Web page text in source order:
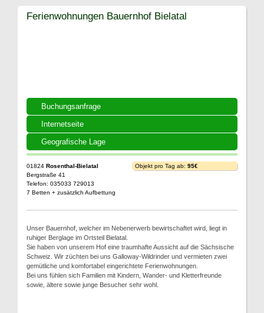
Buchungsanfrage
Internetseite
Geografische Lage
Ferienwohnungen Bauernhof Bielatal
01824 Rosenthal-Bielatal
Bergstraße 41
Telefon: 035033 729013
7 Betten + zusätzlich Aufbettung
Objekt pro Tag ab: 95€
Unser Bauernhof, welcher im Nebenerwerb bewirtschaftet wird, liegt in
ruhiger Berglage im Ortsteil Bielatal.
Sie haben von unserem Hof eine traumhafte Aussicht auf die Sächsische
Schweiz. Wir züchten bei uns Galloway-Wildrinder und vermieten zwei
gemütliche und komfortabel eingerichtete Ferienwohnungen.
Bei uns fühlen sich Familien mit Kindern, Wander- und Kletterfreunde
sowie, ältere sowie junge Besucher sehr wohl.